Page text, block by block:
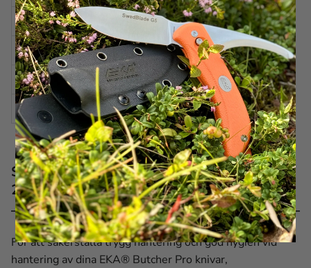
FÄRG
Halvtransparent
MATERIAL
Plast
ÖVRIGT
Bältesögla
PASSAR TILL
Butcher Pro Serie 20-30 cm
Skötselråd för EKA® Butcher Plastic Sheath
20-30 cm
För att säkerställa trygg hantering och god hygien vid
hantering av dina EKA® Butcher Pro knivar,